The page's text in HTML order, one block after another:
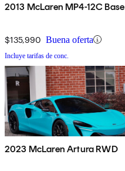
2013 McLaren MP4-12C Base
$135,990 Buena oferta
Incluye tarifas de conc.
2023 McLaren Artura RWD